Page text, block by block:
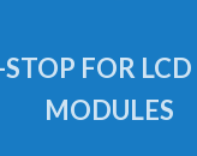
FOR
MODULES